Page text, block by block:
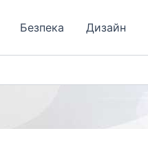
Безпека Дизайн